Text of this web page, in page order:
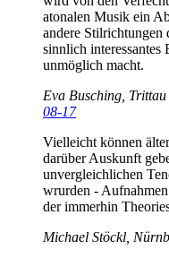
atonalen Musik ein
andere Stilrichtungen
sinnlich interessantes
unmöglich macht.
Eva Busching,
08-17
Vielleicht können
darüber Auskunft
unvergleichlichen
wrurden -
der immerhin
Michael Stöckl,